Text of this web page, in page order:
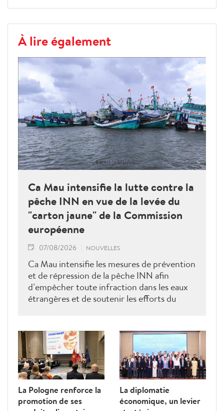
À lire également
Ca Mau intensifie la lutte contre la
pêche INN en vue de la levée du
"carton jaune" de la Commission
européenne
07/08/2026 NOUVELLES
Ca Mau intensifie les mesures de prévention
et de répression de la pêche INN afin
d’empêcher toute infraction dans les eaux
étrangères et de soutenir les efforts du
La Pologne renforce la
promotion de ses
La diplomatie
économique, un levier